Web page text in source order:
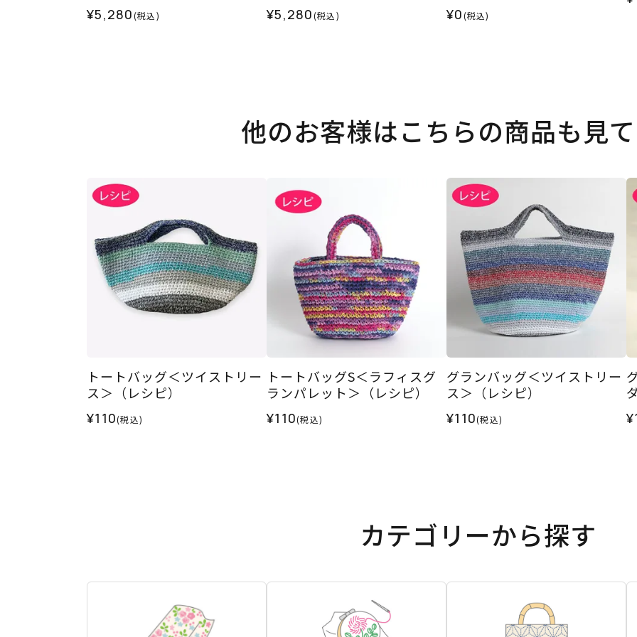
¥5,280(税込) ¥5,280(税込) ¥0(税込)
他のお客様はこちらの商品も見
トートバッグ＜ツイストリー
ス＞（レシピ）
¥110(税込)
トートバッグS＜ラフィスグ
ランパレット＞（レシピ）
¥110(税込)
グランバッグ＜ツイストリー
ス＞（レシピ）
¥110(税込)
カテゴリーから探す